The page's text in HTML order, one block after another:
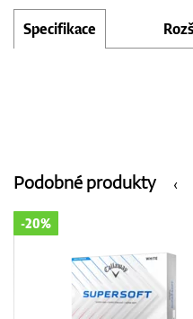
Specifikace
‹
Podobné produkty
-20%